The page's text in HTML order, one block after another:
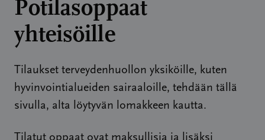
Potilasoppaat
yhteisöille
Tilaukset terveydenhuollon yksiköille, kuten
hyvinvointialueiden sairaaloille, tehdään tällä
sivulla, alta löytyvän lomakkeen kautta.
Tilatut oppaat ovat maksullisia ja lisäksi